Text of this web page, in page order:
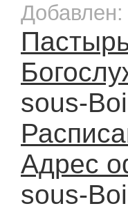
sous-
Адрес
sous-